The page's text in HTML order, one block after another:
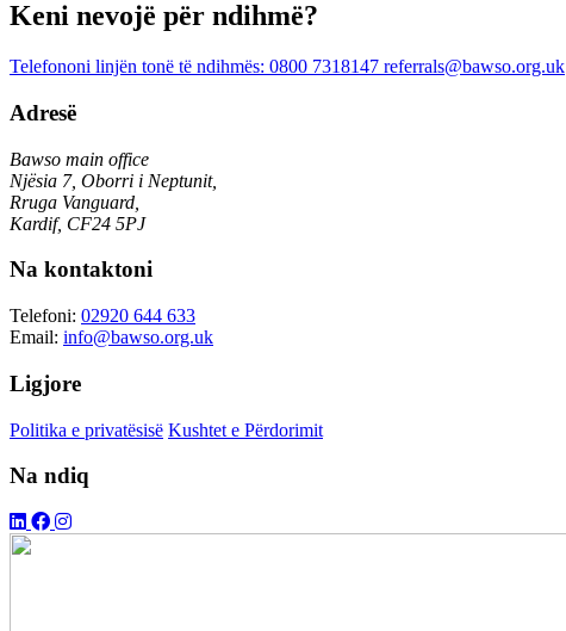
Keni nevojë për ndihmë?
Telefononi linjën tonë të ndihmës: 0800 7318147 referrals@bawso.org.uk
Adresë
Bawso main office
Njësia 7, Oborri i Neptunit,
Rruga Vanguard,
Kardif, CF24 5PJ
Na kontaktoni
Telefoni: 02920 644 633
Email: info@bawso.org.uk
Ligjore
Politika e privatësisë Kushtet e Përdorimit
Na ndiq